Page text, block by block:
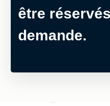
être
demande.